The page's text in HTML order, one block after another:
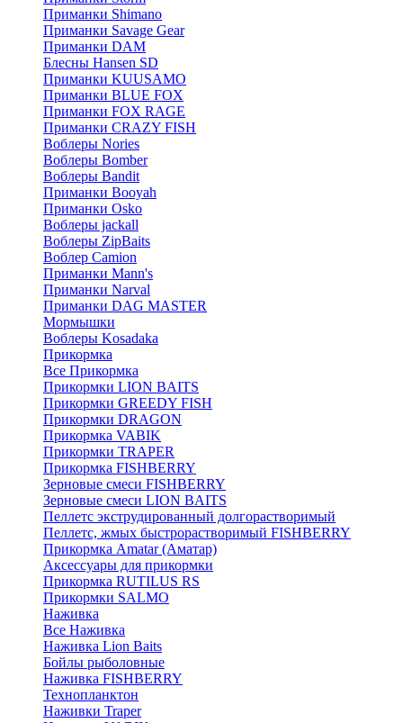
Приманки Shimano
Приманки Savage Gear
Приманки DAM
Блесны Hansen SD
Приманки KUUSAMO
Приманки BLUE FOX
Приманки FOX RAGE
Приманки CRAZY FISH
Воблеры Nories
Воблеры Bomber
Воблеры Bandit
Приманки Booyah
Приманки Osko
Воблеры jackall
Воблеры ZipBaits
Воблер Camion
Приманки Mann's
Приманки Narval
Приманки DAG MASTER
Мормышки
Воблеры Kosadaka
Прикормка
Все Прикормка
Прикормки LION BAITS
Прикормки GREEDY FISH
Прикормки DRAGON
Прикормка VABIK
Прикормки TRAPER
Прикормка FISHBERRY
Зерновые смеси FISHBERRY
Зерновые смеси LION BAITS
Пеллетс экструдированный долгорастворимый
Пеллетс, жмых быстрорастворимый FISHBERRY
Прикормка Amatar (Аматар)
Аксессуары для прикормки
Прикормка RUTILUS RS
Прикормки SALMO
Наживка
Все Наживка
Наживка Lion Baits
Бойлы рыболовные
Наживка FISHBERRY
Технопланктон
Наживки Traper